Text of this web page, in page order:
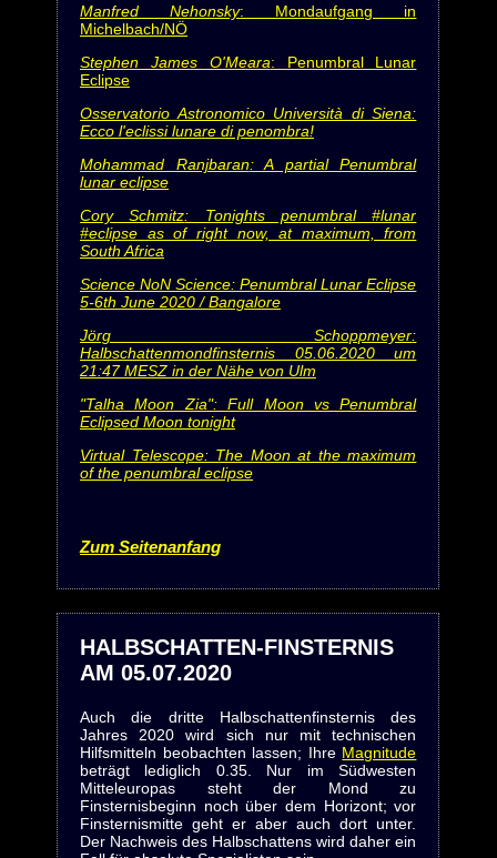
Manfred Nehonsky: Mondaufgang in
Michelbach/NÖ
Stephen James O'Meara: Penumbral Lunar
Eclipse
Osservatorio Astronomico Università di Siena:
Ecco l'eclissi lunare di penombra!
Mohammad Ranjbaran: A partial Penumbral
lunar eclipse
Cory Schmitz: Tonights penumbral #lunar
#eclipse as of right now, at maximum, from
South Africa
Science NoN Science: Penumbral Lunar Eclipse
5-6th June 2020 / Bangalore
Jörg Schoppmeyer:
Halbschattenmondfinsternis 05.06.2020 um
21:47 MESZ in der Nähe von Ulm
"Talha Moon Zia": Full Moon vs Penumbral
Eclipsed Moon tonight
Virtual Telescope: The Moon at the maximum
of the penumbral eclipse
Zum Seitenanfang
HALBSCHATTEN-FINSTERNIS
AM 05.07.2020
Auch die dritte Halbschattenfinsternis des
Jahres 2020 wird sich nur mit technischen
Hilfsmitteln beobachten lassen; Ihre Magnitude
beträgt lediglich 0.35. Nur im Südwesten
Mitteleuropas steht der Mond zu
Finsternisbeginn noch über dem Horizont; vor
Finsternismitte geht er aber auch dort unter.
Der Nachweis des Halbschattens wird daher ein